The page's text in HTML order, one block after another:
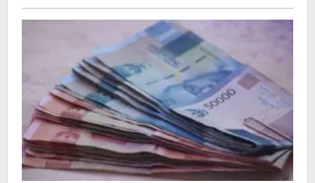
Jauh
dari
Ideal?